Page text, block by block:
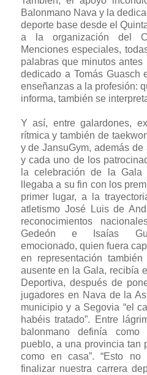
Balonmano Nava y la
deporte base desde el
a la organización del
Menciones especiales,
palabras que minutos
dedicado a Tomás Guasch
enseñanzas a la profesión:
informa, también se
Y así, entre galardones,
rítmica y también de
y de JansuGym, además
y cada uno de los
la celebración de la
llegaba a su fin con los
primer lugar, a la
atletismo José Luis de
reconocimientos
Gedeón e Isaías
emocionado, quien fuera
en representación
ausente en la Gala, recibía
Deportiva, después de
jugadores en Nava de la
municipio y a Segovia “el
habéis tratado”. Entre
balonmano definía
pueblo, a una provincia tan
como en casa”. “Esto no
finalizar nuestra carrera